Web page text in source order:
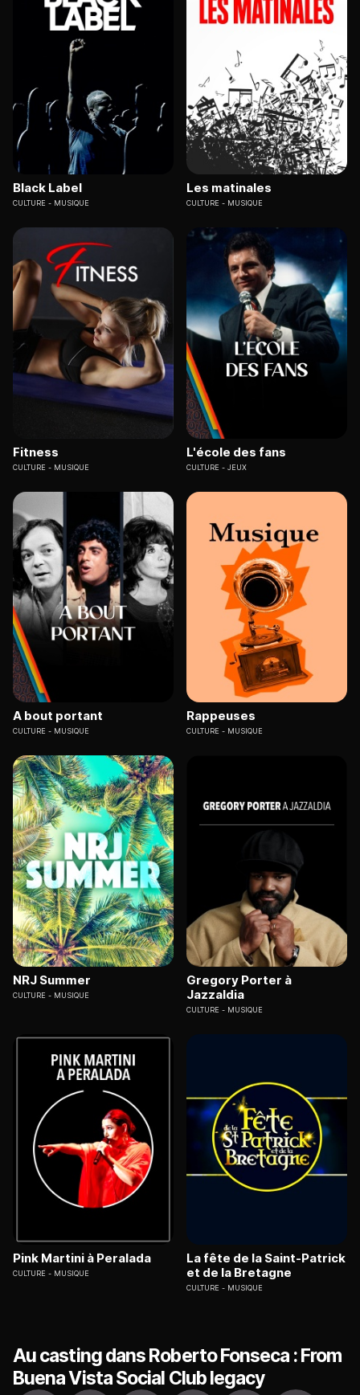
Black Label
CULTURE MUSIQUE
Les matinales
CULTURE MUSIQUE
Fitness
CULTURE MUSIQUE
L'école des fans
CULTURE JEUX
A bout portant
CULTURE MUSIQUE
Rappeuses
CULTURE MUSIQUE
NRJ Summer
CULTURE MUSIQUE
Gregory Porter à
Jazzaldia
CULTURE MUSIQUE
Pink Martini à Peralada
CULTURE MUSIQUE
La fête de la Saint-Patrick
et de la Bretagne
CULTURE MUSIQUE
Au casting dans Roberto Fonseca : From
Buena Vista Social Club legacy